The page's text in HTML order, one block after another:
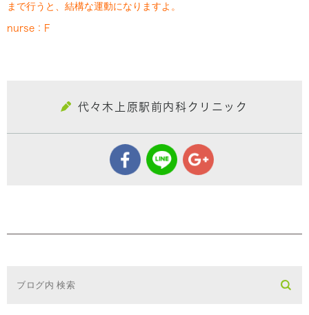
まで行うと、結構な運動になりますよ。
nurse：F
代々木上原駅前内科クリニック